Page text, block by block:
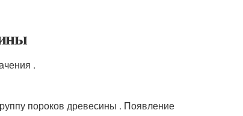
.
пороков древесины . Появление